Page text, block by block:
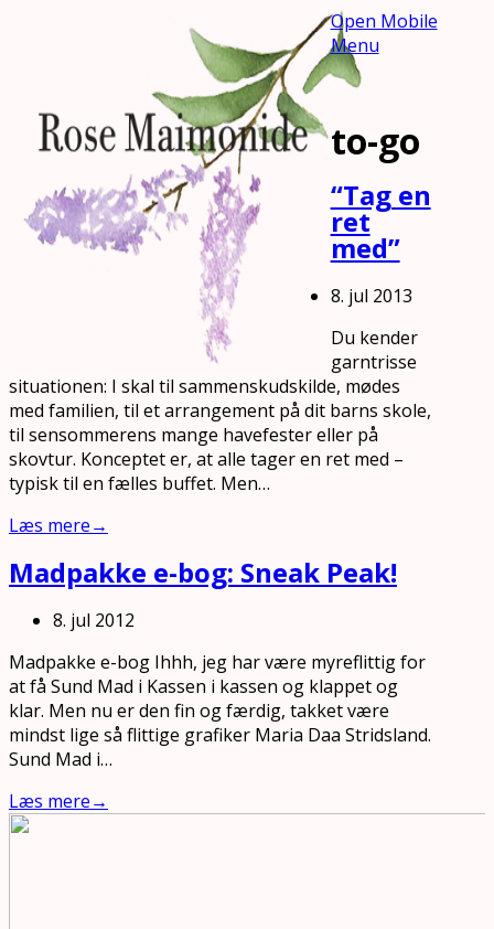
Open Mobile
Menu
to-go
“Tag en
ret
med”
8. jul 2013
Du kender
garntrisse
situationen: I skal til sammenskudskilde, mødes
med familien, til et arrangement på dit barns skole,
til sensommerens mange havefester eller på
skovtur. Konceptet er, at alle tager en ret med –
typisk til en fælles buffet. Men…
Læs mere→
Madpakke e-bog: Sneak Peak!
8. jul 2012
Madpakke e-bog Ihhh, jeg har være myreflittig for
at få Sund Mad i Kassen i kassen og klappet og
klar. Men nu er den fin og færdig, takket være
mindst lige så flittige grafiker Maria Daa Stridsland.
Sund Mad i…
Læs mere→